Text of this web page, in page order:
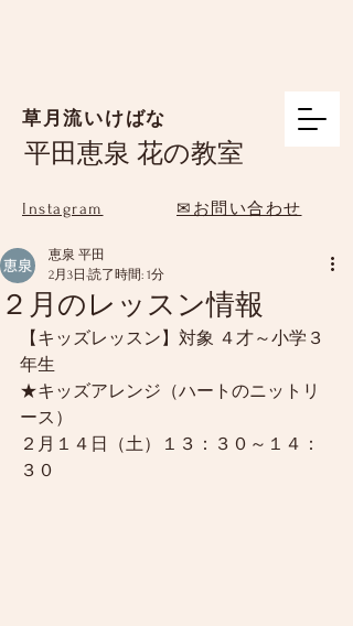
草月流いけばな
平田恵泉 花の教室
Instagram ✉お問い合わせ
２月のレッスン情報
恵泉 平田
2月3日 読了時間: 1分
【キッズレッスン】対象 ４才～小学３
年生
★キッズアレンジ（ハートのニットリ
ース）
２月１４日（土）１３：３０～１４：
３０